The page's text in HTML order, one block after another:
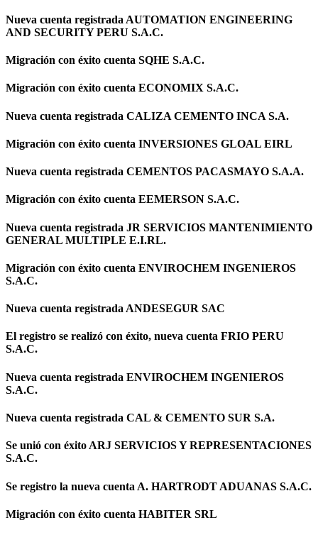
Nueva cuenta registrada AUTOMATION ENGINEERING
AND SECURITY PERU S.A.C.
Migración con éxito cuenta SQHE S.A.C.
Migración con éxito cuenta ECONOMIX S.A.C.
Nueva cuenta registrada CALIZA CEMENTO INCA S.A.
Migración con éxito cuenta INVERSIONES GLOAL EIRL
Nueva cuenta registrada CEMENTOS PACASMAYO S.A.A.
Migración con éxito cuenta EEMERSON S.A.C.
Nueva cuenta registrada JR SERVICIOS MANTENIMIENTO
GENERAL MULTIPLE E.I.RL.
Migración con éxito cuenta ENVIROCHEM INGENIEROS
S.A.C.
Nueva cuenta registrada ANDESEGUR SAC
El registro se realizó con éxito, nueva cuenta FRIO PERU
S.A.C.
Nueva cuenta registrada ENVIROCHEM INGENIEROS
S.A.C.
Nueva cuenta registrada CAL & CEMENTO SUR S.A.
Se unió con éxito ARJ SERVICIOS Y REPRESENTACIONES
S.A.C.
Se registro la nueva cuenta A. HARTRODT ADUANAS S.A.C.
Migración con éxito cuenta HABITER SRL